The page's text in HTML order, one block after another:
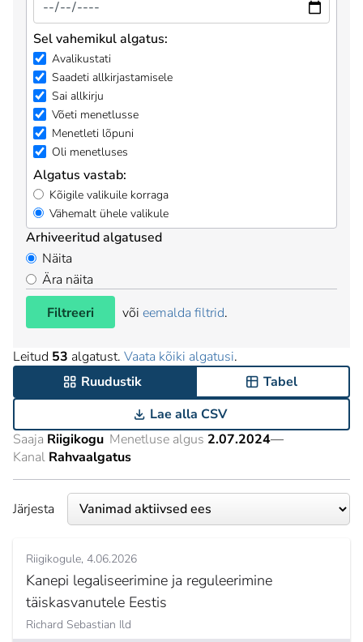
Sel vahemikul algatus:
Avalikustati
Saadeti allkirjastamisele
Sai allkirju
Võeti menetlusse
Menetleti lõpuni
Oli menetluses
Algatus vastab:
Kõigile valikuile korraga
Vähemalt ühele valikule
Arhiveeritud algatused
Näita
Ära näita
Filtreeri
või eemalda filtrid.
Leitud 53 algatust. Vaata kõiki algatusi.
Ruudustik
Tabel
Lae alla CSV
Saaja Riigikogu Menetluse algus 2.07.2024—
Kanal Rahvaalgatus
Järjesta
Riigikogule 4.06.2026
Kanepi legaliseerimine ja reguleerimine
täiskasvanutele Eestis
Richard Sebastian Ild